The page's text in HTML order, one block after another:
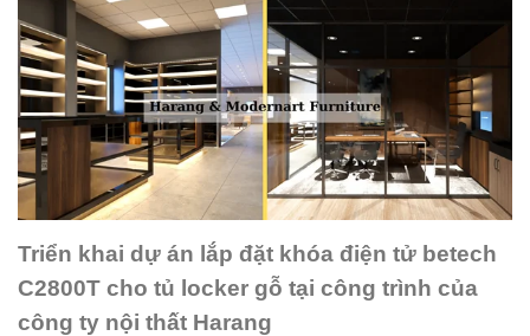
Triển khai dự án lắp đặt khóa điện tử betech
C2800T cho tủ locker gỗ tại công trình của
công ty nội thất Harang